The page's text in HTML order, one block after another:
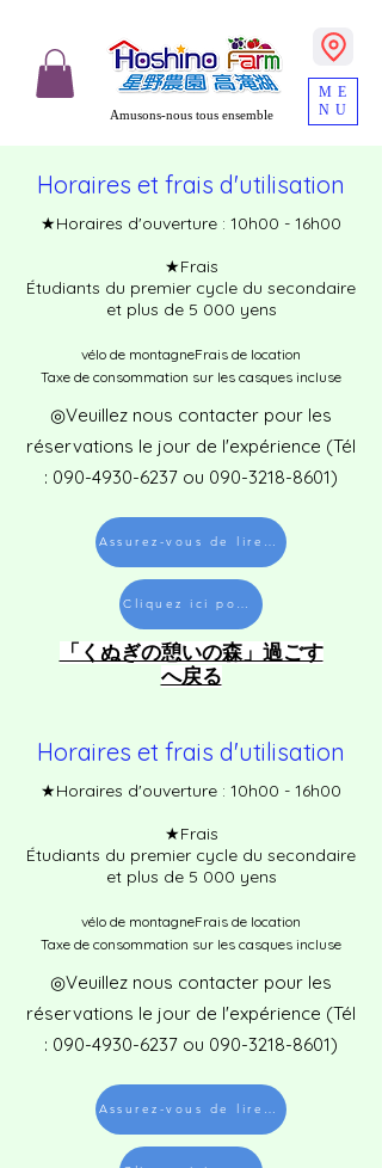
Amusons-nous tous ensemble
ME
NU
Horaires et frais d'utilisation
★Horaires d'ouverture : 10h00 - 16h00
★Frais
Étudiants du premier cycle du secondaire
et plus de 5 000 yens
vélo de montagneFrais de location
Taxe de consommation sur les casques incluse
◎Veuillez nous contacter pour les
réservations le jour de l'expérience (Tél
: 090-4930-6237 ou 090-3218-8601)
Assurez-vous de lire les notes
Cliquez ici pour faire une réservation
​「くぬぎの憩いの森」過ごす
へ戻る
Horaires et frais d'utilisation
★Horaires d'ouverture : 10h00 - 16h00
★Frais
Étudiants du premier cycle du secondaire
et plus de 5 000 yens
vélo de montagneFrais de location
Taxe de consommation sur les casques incluse
◎Veuillez nous contacter pour les
réservations le jour de l'expérience (Tél
: 090-4930-6237 ou 090-3218-8601)
Assurez-vous de lire les notes